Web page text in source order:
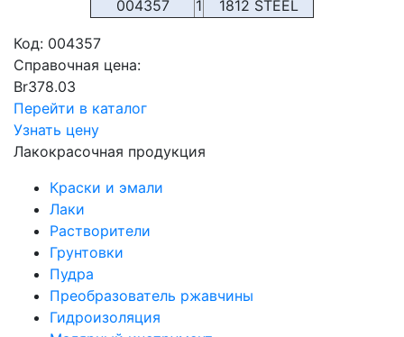
004357
1 1812 STEEL
Код: 004357
Справочная цена:
Br378.03
Перейти в каталог
Узнать цену
Лакокрасочная продукция
Краски и эмали
Лаки
Растворители
Грунтовки
Пудра
Преобразователь ржавчины
Гидроизоляция